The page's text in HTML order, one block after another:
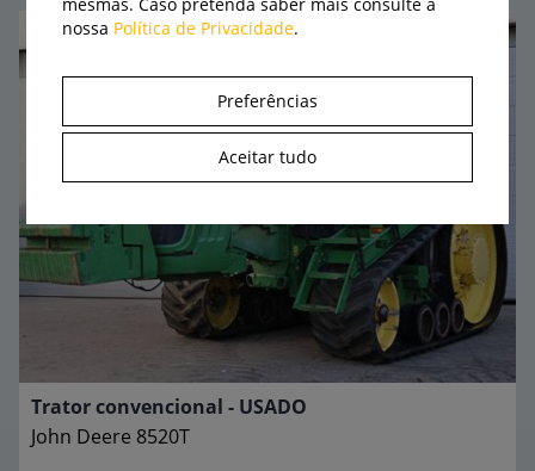
Trator convencional - USADO
John Deere 8520T
nossa Política de Privacidade.
Preferências
Aceitar tudo